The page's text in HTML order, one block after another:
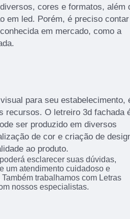
cores e formatos, além
em led. Porém, é preciso contar
em mercado, como a
para seu estabelecimento,
recursos. O letreiro 3d fachada
ser produzido em diversos
de cor e criação de
ao produto.
esclarecer suas dúvidas,
um atendimento cuidadoso e
trabalhamos com Letras
nossos especialistas.